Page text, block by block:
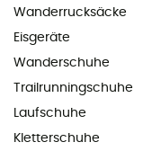
Wanderrucksäcke
Eisgeräte
Wanderschuhe
Trailrunningschuhe
Laufschuhe
Kletterschuhe